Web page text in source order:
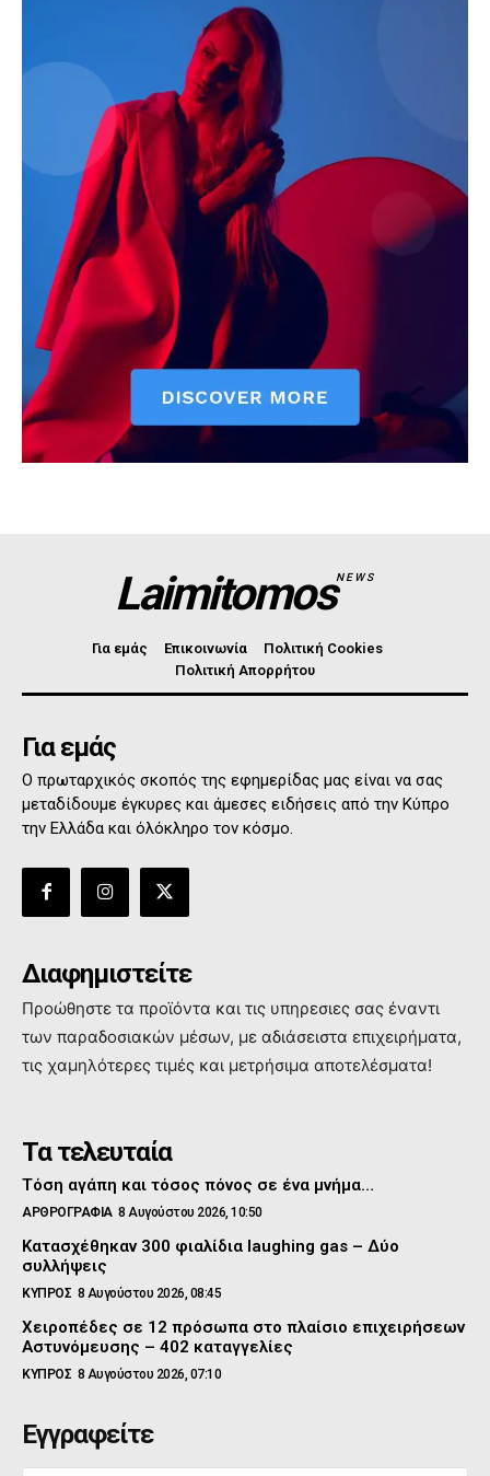
LaimitomosNEWS
Για εμάς Επικοινωνία
Πολιτική Cookies
Πολιτική Απορρήτου
Για εμάς
Ο πρωταρχικός σκοπός της εφημερίδας μας είναι να σας
μεταδίδουμε έγκυρες και άμεσες ειδήσεις από την Κύπρο
την Ελλάδα και όλόκληρο τον κόσμο.
Διαφημιστείτε
Προώθηστε τα προϊόντα και τις υπηρεσιες σας έναντι
των παραδοσιακών μέσων, με αδιάσειστα επιχειρήματα,
τις χαμηλότερες τιμές και μετρήσιμα αποτελέσματα!
Τα τελευταία
Τόση αγάπη και τόσος πόνος σε ένα μνήμα…
ΑΡΘΡΟΓΡΑΦΙΑ 8 Αυγούστου 2026, 10:50
Κατασχέθηκαν 300 φιαλίδια laughing gas – Δύο
συλλήψεις
ΚΥΠΡΟΣ 8 Αυγούστου 2026, 08:45
Χειροπέδες σε 12 πρόσωπα στο πλαίσιο επιχειρήσεων
Αστυνόμευσης – 402 καταγγελίες
ΚΥΠΡΟΣ 8 Αυγούστου 2026, 07:10
Εγγραφείτε